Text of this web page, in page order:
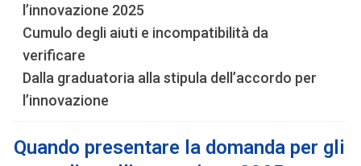
l’innovazione 2025
Cumulo degli aiuti e incompatibilità da
verificare
Dalla graduatoria alla stipula dell’accordo per
l’innovazione
Quando presentare la domanda per gli